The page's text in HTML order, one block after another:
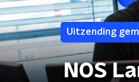
Uitzending
NOS